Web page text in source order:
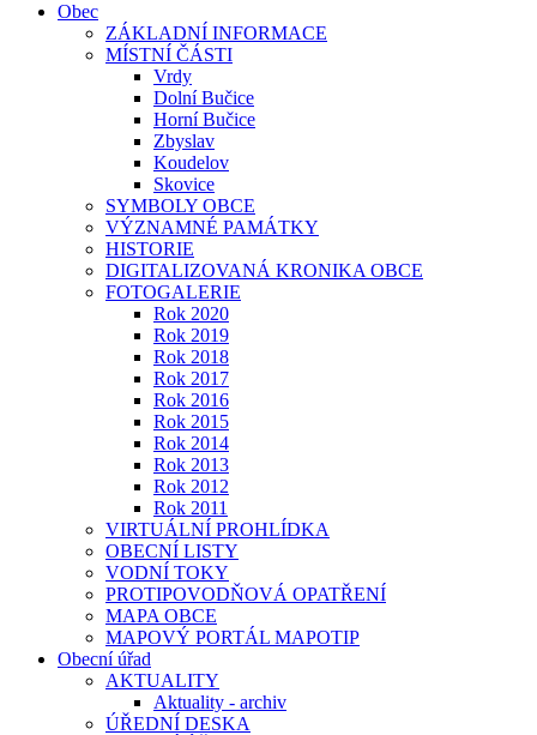
Obec
ZÁKLADNÍ INFORMACE
MÍSTNÍ ČÁSTI
Vrdy
Dolní Bučice
Horní Bučice
Zbyslav
Koudelov
Skovice
SYMBOLY OBCE
VÝZNAMNÉ PAMÁTKY
HISTORIE
DIGITALIZOVANÁ KRONIKA OBCE
FOTOGALERIE
Rok 2020
Rok 2019
Rok 2018
Rok 2017
Rok 2016
Rok 2015
Rok 2014
Rok 2013
Rok 2012
Rok 2011
VIRTUÁLNÍ PROHLÍDKA
OBECNÍ LISTY
VODNÍ TOKY
PROTIPOVODŇOVÁ OPATŘENÍ
MAPA OBCE
MAPOVÝ PORTÁL MAPOTIP
Obecní úřad
AKTUALITY
Aktuality - archiv
ÚŘEDNÍ DESKA